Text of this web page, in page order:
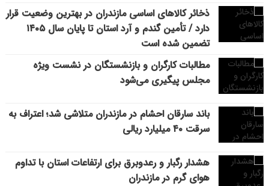
ذخائر کالاهای اساسی مازندران در بهترین وضعیت قرار
دارد / تأمین گندم و آرد استان تا پایان سال ۱۴۰۵
تضمین شده است
مطالبات کارگران و بازنشستگان در نشست ویژه
مجلس پیگیری می‌شود
باند سارقان احشام در مازندران متلاشی شد؛ اعتراف به
سرقت ۴۰ میلیارد ریالی
هشدار رگبار و رعدوبرق برای ارتفاعات استان با تداوم
هوای گرم در مازندران